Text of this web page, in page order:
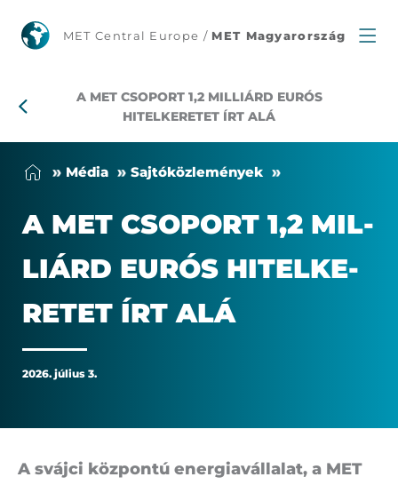
Csoport
eurós
hitelkeretet
írt
alá
MET Central Europe / MET Magyarország
A MET CSOPORT 1,2 MILLIÁRD EURÓS
HITELKERETET ÍRT ALÁ
Mé­dia Saj­tó­köz­le­mé­nyek
A MET CSO­PORT 1,2 MIL­
LI­ÁRD EU­RÓS HI­TEL­KE­
RE­TET ÍRT ALÁ
2026. július 3.
A sváj­ci köz­pon­tú ener­gia­vál­la­lat, a MET